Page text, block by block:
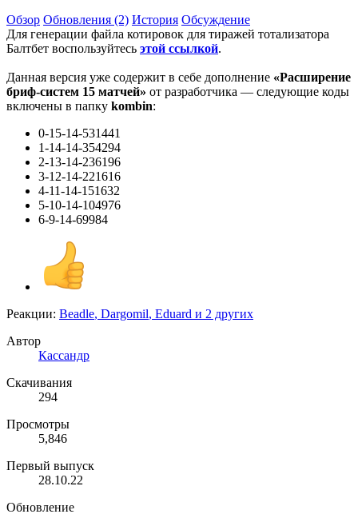
Обзор Обновления (2) История Обсуждение
Для генерации файла котировок для тиражей тотализатора
Балтбет воспользуйтесь этой ссылкой.
Данная версия уже содержит в себе дополнение «Расширение
бриф-систем 15 матчей» от разработчика — следующие коды
включены в папку kombin:
0-15-14-531441
1-14-14-354294
2-13-14-236196
3-12-14-221616
4-11-14-151632
5-10-14-104976
6-9-14-69984
Реакции: Beadle, Dargomil, Eduard и 2 других
Автор
Кассандр
Скачивания
294
Просмотры
5,846
Первый выпуск
28.10.22
Обновление